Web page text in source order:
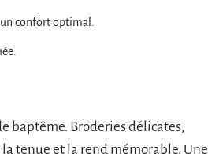
confort optimal.
baptême. Broderies délicates,
tenue et la rend mémorable. Une